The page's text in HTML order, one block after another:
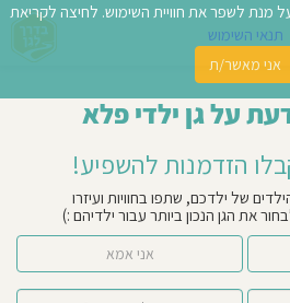
על גן ילדי פלא
הזדמנות להשפיע!
של ילדכם, שתפו בחוויות ועיזרו
את הגן הנכון ביותר עבור ילדיהם :)
אני אמא
מנת לשפר את חוויית השימוש. לחיצה לקריאת
תנאי השימוש
אני מאשר/ת